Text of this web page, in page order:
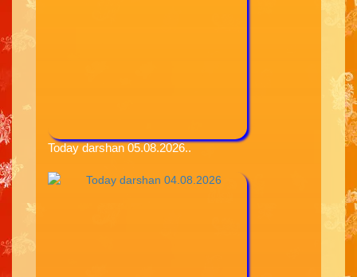
Today darshan 05.08.2026..